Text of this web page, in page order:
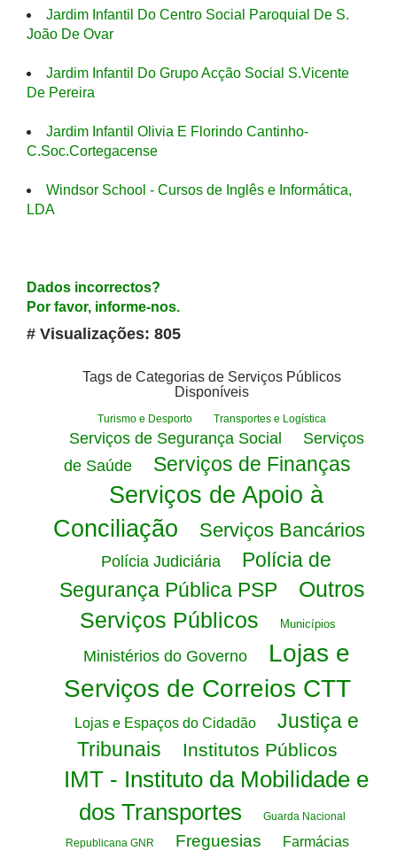
Jardim Infantil Do Centro Social Paroquial De S.
João De Ovar
Jardim Infantil Do Grupo Acção Social S.Vicente
De Pereira
Jardim Infantil Olivia E Florindo Cantinho-
C.Soc.Cortegacense
Windsor School - Cursos de Inglês e Informática,
LDA
Dados incorrectos?
Por favor, informe-nos.
# Visualizações: 805
Tags de Categorias de Serviços Públicos
Disponíveis
Turismo e Desporto Transportes e Logística
Serviços de Segurança Social
Serviços
de Saúde
Serviços de Finanças
Serviços de Apoio à
Conciliação
Serviços Bancários
Polícia Judiciária
Polícia de
Segurança Pública PSP
Outros
Serviços Públicos
Municípios
Ministérios do Governo
Lojas e
Serviços de Correios CTT
Lojas e Espaços do Cidadão
Justiça e
Tribunais
Institutos Públicos
IMT - Instituto da Mobilidade e
dos Transportes
Guarda Nacional
Republicana GNR Freguesias Farmácias